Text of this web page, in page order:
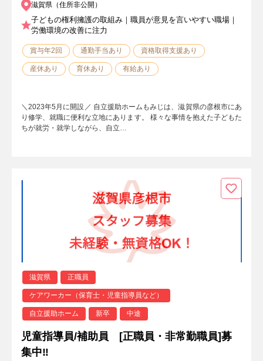
滋賀県（住所非公開）
子どもの権利擁護の取組み｜職員が意見を言いやすい職場｜
労働環境の改善に注力
賞与年2回 通勤手当あり 資格取得支援あり
産休あり 育休あり 有給あり
＼2023年5月に開設／ 自立援助ホームもみじは、滋賀県の彦根市にあ
り修学、就職に便利な立地にあります。 様々な事情を抱えた子どもた
ちが就労・就学しながら、自立…
滋賀県 正職員
ケアワーカー（保育士・児童指導員など）
自立援助ホーム 新卒 中途
児童指導員/補助員 [正職員・非常勤職員]募
集中‼